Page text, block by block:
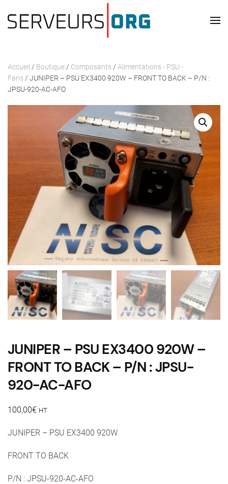
Passer au contenu principal
Accueil / Boutique / Composants / Alimentations - PSU -
Fans / JUNIPER – PSU EX3400 920W – FRONT TO BACK – P/N :
JPSU-920-AC-AFO
JUNIPER – PSU EX3400 920W –
FRONT TO BACK – P/N : JPSU-
920-AC-AFO
100,00€ HT
JUNIPER – PSU EX3400 920W
FRONT TO BACK
P/N : JPSU-920-AC-AFO